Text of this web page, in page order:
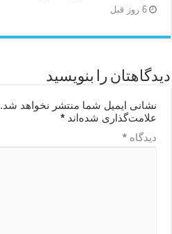
6 روز قبل
دیدگاهتان را بنویسید
نشانی ایمیل شما منتشر نخواهد شد.
علامت‌گذاری شده‌اند*
دیدگاه*